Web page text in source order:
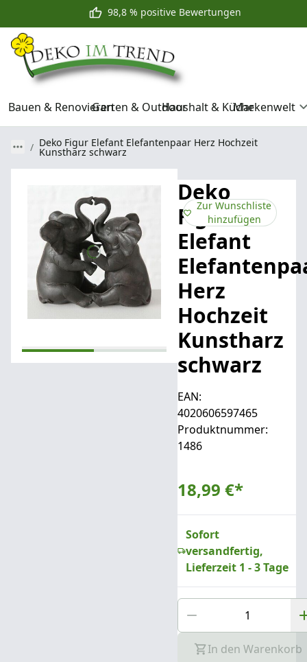
98,8 % positive Bewertungen
Bauen & RenovierenGarten & OutdoorHaushalt & KücheMarkenwelt
Deko Figur Elefant Elefantenpaar Herz Hochzeit
Kunstharz schwarz
Deko
Figur
Elefant
Herz
Hochzeit
Kunstharz
schwarz
EAN:
4020606597465
Produktnummer:
1486
18,99 €*
Zur Wunschliste
hinzufügen
Sofort
versandfertig,
Lieferzeit 1 - 3 Tage
In den Warenkorb